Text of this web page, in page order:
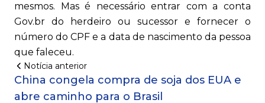
mesmos. Mas é necessário entrar com a conta
Gov.br do herdeiro ou sucessor e fornecer o
número do CPF e a data de nascimento da pessoa
que faleceu.
Notícia anterior
China congela compra de soja dos EUA e
abre caminho para o Brasil